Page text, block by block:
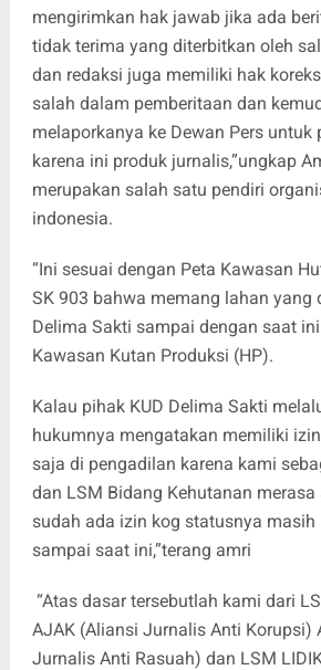
mengirimkan hak jawab jika ada
tidak terima yang diterbitkan oleh
dan redaksi juga memiliki hak
salah dalam pemberitaan dan
melaporkanya ke Dewan Pers untuk
karena ini produk jurnalis,”ungkap
merupakan salah satu pendiri
indonesia.
“Ini sesuai dengan Peta Kawasan
SK 903 bahwa memang lahan yang
Delima Sakti sampai dengan saat
Kawasan Kutan Produksi (HP).
Kalau pihak KUD Delima Sakti
hukumnya mengatakan memiliki
saja di pengadilan karena kami
dan LSM Bidang Kehutanan merasa
sudah ada izin kog statusnya
sampai saat ini,”terang amri
“Atas dasar tersebutlah kami dari
AJAK (Aliansi Jurnalis Anti Korupsi)
Jurnalis Anti Rasuah) dan LSM